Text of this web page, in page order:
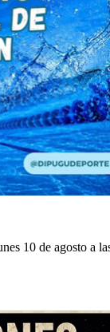
10 de agosto a